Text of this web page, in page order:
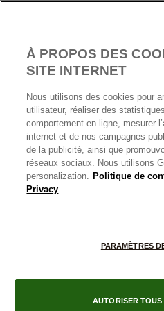
Plan du site
Politique des cookies
Politique de confidentialité
Conditions générales de vente
Conditions générales de vente
Plateforme ODR
Information sur le fabricant et
Index égalité Femme/Homme
FRANCE
France
© TOUS DROITS RESERVES.
À PROPOS DES
SITE INTERNET
Nous utilisons des cookies pour
utilisateur, réaliser des
comportement en ligne, mesurer
internet et de nos campagnes
de la publicité, ainsi que
réseaux sociaux. Nous utilisons
personalization. Politique de
Privacy
PARAMÈTRES
AUTORISER